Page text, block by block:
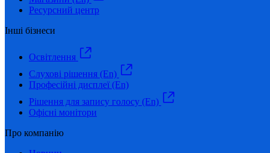
Ресурсний центр
Інші бізнеси
Освітлення
Слухові рішення (En)
Професійні дисплеї (En)
Рішення для запису голосу (En)
Офісні монітори
Про компанію